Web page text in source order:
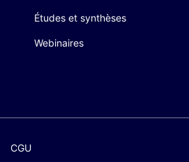
Études et synthèses
Webinaires
CGU